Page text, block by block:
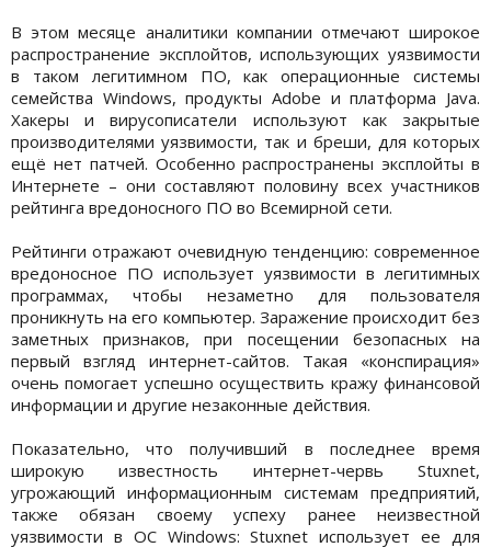
В этом месяце аналитики компании отмечают широкое
распространение эксплойтов, использующих уязвимости
в таком легитимном ПО, как операционные системы
семейства Windows, продукты Adobe и платформа Java.
Хакеры и вирусописатели используют как закрытые
производителями уязвимости, так и бреши, для которых
ещё нет патчей. Особенно распространены эксплойты в
Интернете – они составляют половину всех участников
рейтинга вредоносного ПО во Всемирной сети.
Рейтинги отражают очевидную тенденцию: современное
вредоносное ПО использует уязвимости в легитимных
программах, чтобы незаметно для пользователя
проникнуть на его компьютер. Заражение происходит без
заметных признаков, при посещении безопасных на
первый взгляд интернет-сайтов. Такая «конспирация»
очень помогает успешно осуществить кражу финансовой
информации и другие незаконные действия.
Показательно, что получивший в последнее время
широкую известность интернет-червь Stuxnet,
угрожающий информационным системам предприятий,
также обязан своему успеху ранее неизвестной
уязвимости в ОС Windows: Stuxnet использует ее для